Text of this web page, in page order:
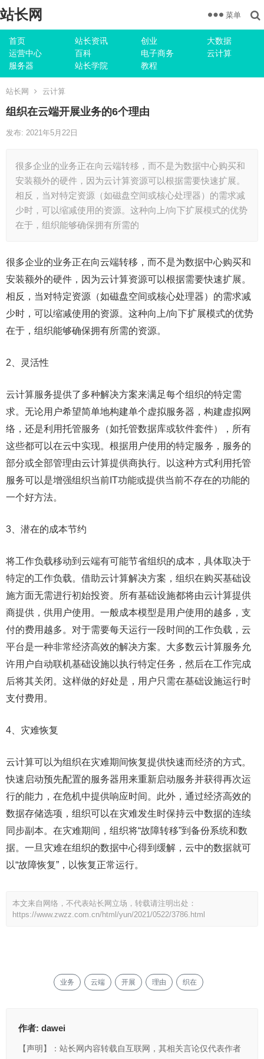
站长网
首页 站长资讯 创业
大数据
运营中心
百科 电子商务
云计算
服务器
站长学院 教程
菜单
站长网 云计算
组织在云端开展业务的6个理由
发布: 2021年5月22日
很多企业的业务正在向云端转移，而不是为数据中心购买和
安装额外的硬件，因为云计算资源可以根据需要快速扩展。
相反，当对特定资源（如磁盘空间或核心处理器）的需求减
少时，可以缩减使用的资源。这种向上/向下扩展模式的优势
在于，组织能够确保拥有所需的
很多企业的业务正在向云端转移，而不是为数据中心购买和
安装额外的硬件，因为云计算资源可以根据需要快速扩展。
相反，当对特定资源（如磁盘空间或核心处理器）的需求减
少时，可以缩减使用的资源。这种向上/向下扩展模式的优势
在于，组织能够确保拥有所需的资源。
2、灵活性
云计算服务提供了多种解决方案来满足每个组织的特定需
求。无论用户希望简单地构建单个虚拟服务器，构建虚拟网
络，还是利用托管服务（如托管数据库或软件套件），所有
这些都可以在云中实现。根据用户使用的特定服务，服务的
部分或全部管理由云计算提供商执行。以这种方式利用托管
服务可以是增强组织当前IT功能或提供当前不存在的功能的
一个好方法。
3、潜在的成本节约
将工作负载移动到云端有可能节省组织的成本，具体取决于
特定的工作负载。借助云计算解决方案，组织在购买基础设
施方面无需进行初始投资。所有基础设施都将由云计算提供
商提供，供用户使用。一般成本模型是用户使用的越多，支
付的费用越多。对于需要每天运行一段时间的工作负载，云
平台是一种非常经济高效的解决方案。大多数云计算服务允
许用户自动联机基础设施以执行特定任务，然后在工作完成
后将其关闭。这样做的好处是，用户只需在基础设施运行时
支付费用。
4、灾难恢复
云计算可以为组织在灾难期间恢复提供快速而经济的方式。
快速启动预先配置的服务器用来重新启动服务并获得再次运
行的能力，在危机中提供响应时间。此外，通过经济高效的
数据存储选项，组织可以在灾难发生时保持云中数据的连续
同步副本。在灾难期间，组织将“故障转移”到备份系统和数
据。一旦灾难在组织的数据中心得到缓解，云中的数据就可
以“故障恢复”，以恢复正常运行。
本文来自网络，不代表站长网立场，转载请注明出处：
https://www.zwzz.com.cn/html/yun/2021/0522/3786.html
业务 云端 开展 理由 织在
作者: dawei
【声明】：站长网内容转载自互联网，其相关言论仅代表作者